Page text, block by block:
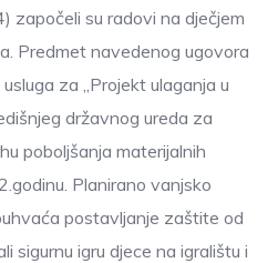
započeli su radovi na dječjem
Predmet navedenog ugovora
za „Projekt ulaganja u
državnog ureda za
poboljšanja materijalnih
Planirano vanjsko
postavljanje zaštite od
sigurnu igru djece na igralištu i